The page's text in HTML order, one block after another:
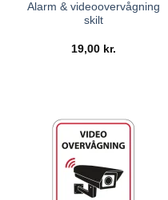
Alarm & videoovervågning
skilt
19,00 kr.